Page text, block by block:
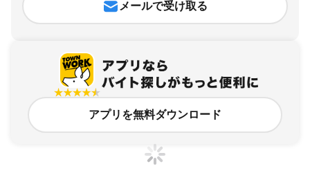
メールで受け取る
アプリを無料ダウンロード